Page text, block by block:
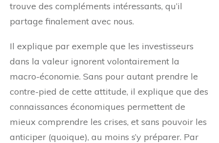
trouve des compléments intéressants, qu’il
partage finalement avec nous.
Il explique par exemple que les investisseurs
dans la valeur ignorent volontairement la
macro-économie. Sans pour autant prendre le
contre-pied de cette attitude, il explique que des
connaissances économiques permettent de
mieux comprendre les crises, et sans pouvoir les
anticiper (quoique), au moins s’y préparer. Par